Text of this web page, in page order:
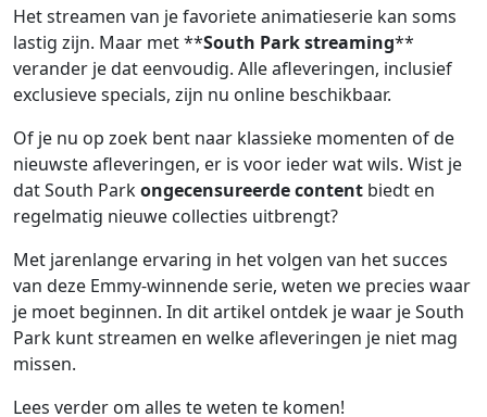
Het streamen van je favoriete animatieserie kan soms
lastig zijn. Maar met **South Park streaming**
verander je dat eenvoudig. Alle afleveringen, inclusief
exclusieve specials, zijn nu online beschikbaar.
Of je nu op zoek bent naar klassieke momenten of de
nieuwste afleveringen, er is voor ieder wat wils. Wist je
dat South Parkongecensureerde content biedt en
regelmatig nieuwe collecties uitbrengt?
Met jarenlange ervaring in het volgen van het succes
van deze Emmy-winnende serie, weten we precies waar
je moet beginnen. In dit artikel ontdek je waar je South
Park kunt streamen en welke afleveringen je niet mag
missen.
Lees verder om alles te weten te komen!